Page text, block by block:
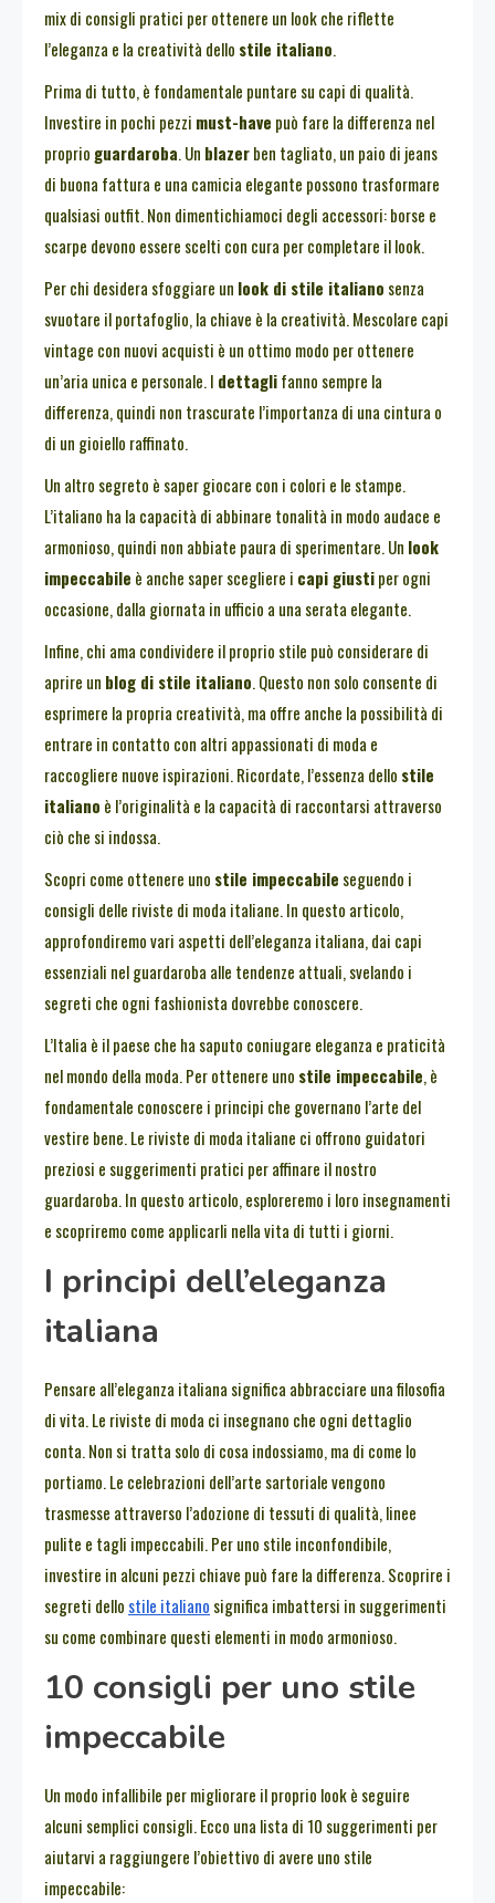
mix di consigli pratici per ottenere un look che riflette
l’eleganza e la creatività dello stile italiano.
Prima di tutto, è fondamentale puntare su capi di qualità.
Investire in pochi pezzi must-have può fare la differenza nel
proprio guardaroba. Un blazerben tagliato, un paio di jeans
di buona fattura e una camicia elegante possono trasformare
qualsiasi outfit. Non dimentichiamoci degli accessori: borse e
scarpe devono essere scelti con cura per completare il look.
Per chi desidera sfoggiare un look di stile italiano senza
svuotare il portafoglio, la chiave è la creatività. Mescolare capi
vintage con nuovi acquisti è un ottimo modo per ottenere
un’aria unica e personale. I dettaglifanno sempre la
differenza, quindi non trascurate l’importanza di una cintura o
di un gioiello raffinato.
Un altro segreto è saper giocare con i colori e le stampe.
L’italiano ha la capacità di abbinare tonalità in modo audace e
armonioso, quindi non abbiate paura di sperimentare. Un look
impeccabile è anche saper scegliere i capi giustiper ogni
occasione, dalla giornata in ufficio a una serata elegante.
Infine, chi ama condividere il proprio stile può considerare di
aprire un blog di stile italiano. Questo non solo consente di
esprimere la propria creatività, ma offre anche la possibilità di
entrare in contatto con altri appassionati di moda e
raccogliere nuove ispirazioni. Ricordate, l’essenza dello stile
italiano è l’originalità e la capacità di raccontarsi attraverso
ciò che si indossa.
Scopri come ottenere uno stile impeccabile seguendo i
consigli delle riviste di moda italiane. In questo articolo,
approfondiremo vari aspetti dell’eleganza italiana, dai capi
essenziali nel guardaroba alle tendenze attuali, svelando i
segreti che ogni fashionista dovrebbe conoscere.
L’Italia è il paese che ha saputo coniugare eleganza e praticità
nel mondo della moda. Per ottenere uno stile impeccabile, è
fondamentale conoscere i principi che governano l’arte del
vestire bene. Le riviste di moda italiane ci offrono guidatori
preziosi e suggerimenti pratici per affinare il nostro
guardaroba. In questo articolo, esploreremo i loro insegnamenti
e scopriremo come applicarli nella vita di tutti i giorni.
I principi dell’eleganza
italiana
Pensare all’eleganza italiana significa abbracciare una filosofia
di vita. Le riviste di moda ci insegnano che ogni dettaglio
conta. Non si tratta solo di cosa indossiamo, ma di come lo
portiamo. Le celebrazioni dell’arte sartoriale vengono
trasmesse attraverso l’adozione di tessuti di qualità, linee
pulite e tagli impeccabili. Per uno stile inconfondibile,
investire in alcuni pezzi chiave può fare la differenza. Scoprire i
segreti dello stile italiano significa imbattersi in suggerimenti
su come combinare questi elementi in modo armonioso.
10 consigli per uno stile
impeccabile
Un modo infallibile per migliorare il proprio look è seguire
alcuni semplici consigli. Ecco una lista di 10 suggerimenti per
aiutarvi a raggiungere l’obiettivo di avere uno stile
impeccabile: